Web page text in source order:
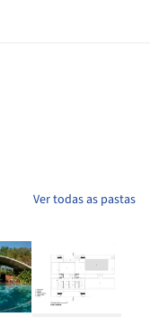
Ver todas as pastas